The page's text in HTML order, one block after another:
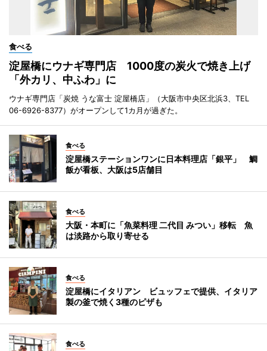
食べる
淀屋橋にウナギ専門店 1000度の炭火で焼き上げ
「外カリ、中ふわ」に
ウナギ専門店「炭焼 うな富士 淀屋橋店」（大阪市中央区北浜3、TEL
06-6926-8377）がオープンして1カ月が過ぎた。
食べる
淀屋橋ステーションワンに日本料理店「銀平」 鯛
飯が看板、大阪は5店舗目
食べる
大阪・本町に「魚菜料理 二代目 みつい」移転 魚
は淡路から取り寄せる
食べる
淀屋橋にイタリアン ビュッフェで提供、イタリア
製の釜で焼く3種のピザも
食べる